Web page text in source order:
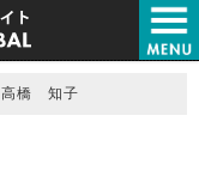
高橋 知子